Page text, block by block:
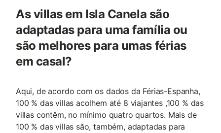
As villas em Isla Canela são
adaptadas para uma família ou
são melhores para umas férias
em casal?
Aqui, de acordo com os dados da Férias-Espanha,
100 % das villas acolhem até 8 viajantes ,100 % das
villas contêm, no mínimo quatro quartos. Mais de
100 % das villas são, também, adaptadas para